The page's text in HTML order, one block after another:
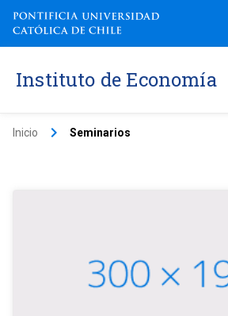
Instituto de Economía
Inicio keyboard_arrow_right Seminarios